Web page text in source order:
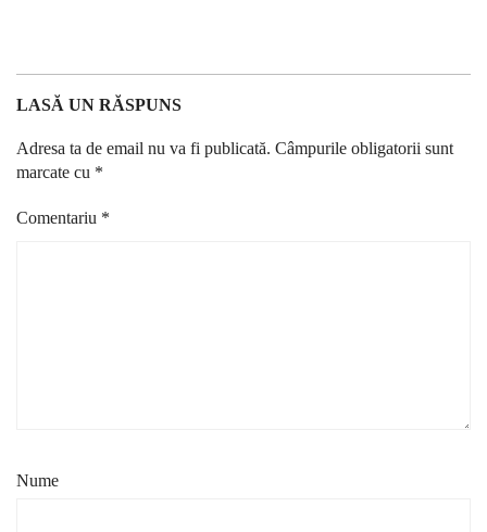
LASĂ UN RĂSPUNS
Adresa ta de email nu va fi publicată. Câmpurile obligatorii sunt
marcate cu *
Comentariu *
Nume